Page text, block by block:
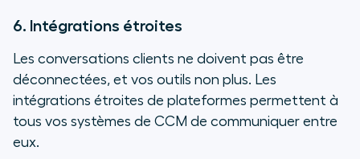
6. Intégrations étroites
Les conversations clients ne doivent pas être
déconnectées, et vos outils non plus. Les
intégrations étroites de plateformes permettent à
tous vos systèmes de CCM de communiquer entre
eux.